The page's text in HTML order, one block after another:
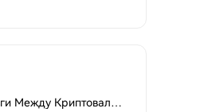
Как Перевести Деньги Между Криптовалютными Кошельками?